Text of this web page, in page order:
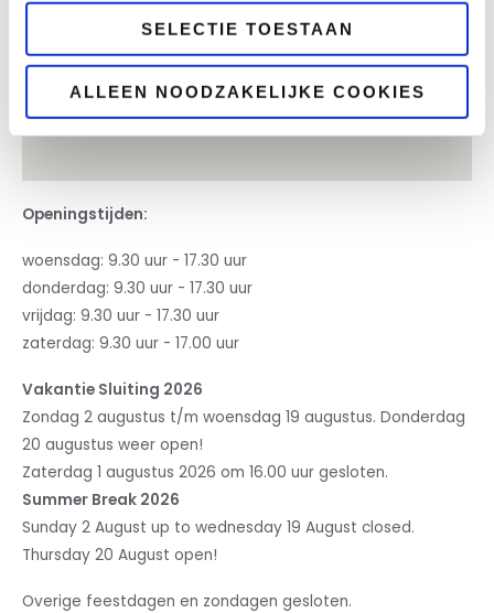
SELECTIE TOESTAAN
ALLEEN NOODZAKELIJKE COOKIES
Openingstijden:
woensdag: 9.30 uur - 17.30 uur
donderdag: 9.30 uur - 17.30 uur
vrijdag: 9.30 uur - 17.30 uur
zaterdag: 9.30 uur - 17.00 uur
Vakantie Sluiting 2026
Zondag 2 augustus t/m woensdag 19 augustus. Donderdag
20 augustus weer open!
Zaterdag 1 augustus 2026 om 16.00 uur gesloten.
Summer Break 2026
Sunday 2 August up to wednesday 19 August closed.
Thursday 20 August open!
Overige feestdagen en zondagen gesloten.